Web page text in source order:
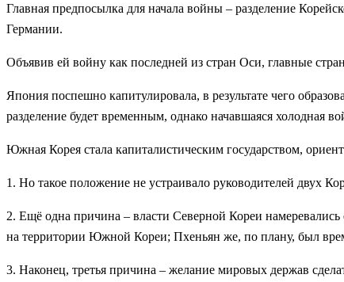
Главная предпосылка для начала войны – разделение
Германии.
Объявив ей войну как последней из стран Оси, главные
Япония поспешно капитулировала, в результате чего
разделение будет временным, однако начавшаяся холодная
Южная Корея стала капиталистическим государством,
1. Но такое положение не устраивало руководителей двух
2. Ещё одна причина – власти Северной Кореи
на территории Южной Кореи; Пхеньян же, по плану, был
3. Наконец, третья причина – желание мировых держав